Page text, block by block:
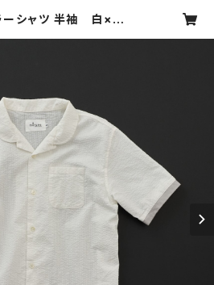
ーシャツ 半袖 白×灰 |